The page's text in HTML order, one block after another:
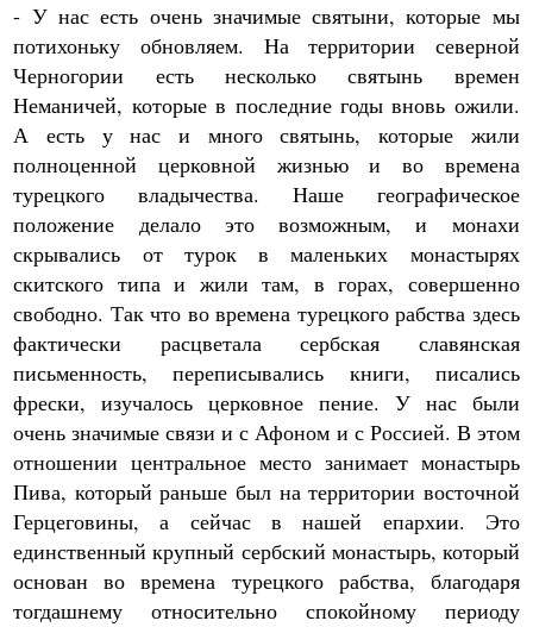
- У нас есть очень значимые святыни, которые мы
потихоньку обновляем. На территории северной
Черногории есть несколько святынь времен
Неманичей, которые в последние годы вновь ожили.
А есть у нас и много святынь, которые жили
полноценной церковной жизнью и во времена
турецкого владычества. Наше географическое
положение делало это возможным, и монахи
скрывались от турок в маленьких монастырях
скитского типа и жили там, в горах, совершенно
свободно. Так что во времена турецкого рабства здесь
фактически расцветала сербская славянская
письменность, переписывались книги, писались
фрески, изучалось церковное пение. У нас были
очень значимые связи и с Афоном и с Россией. В этом
отношении центральное место занимает монастырь
Пива, который раньше был на территории восточной
Герцеговины, а сейчас в нашей епархии. Это
единственный крупный сербский монастырь, который
основан во времена турецкого рабства, благодаря
тогдашнему относительно спокойному периоду